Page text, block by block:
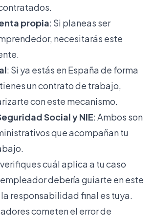
propia: Si planeas ser
necesitarás este
: Si ya estás en España de forma
un contrato de trabajo,
con este mecanismo.
Social y NIE: Ambos son
que acompañan tu
cuál aplica a tu caso
debería guiarte en este
responsabilidad final es tuya.
cometen el error de